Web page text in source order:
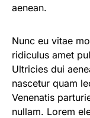
aenean.
Nunc eu vitae
ridiculus amet
Ultricies dui
nascetur quam
Venenatis
nullam. Lorem